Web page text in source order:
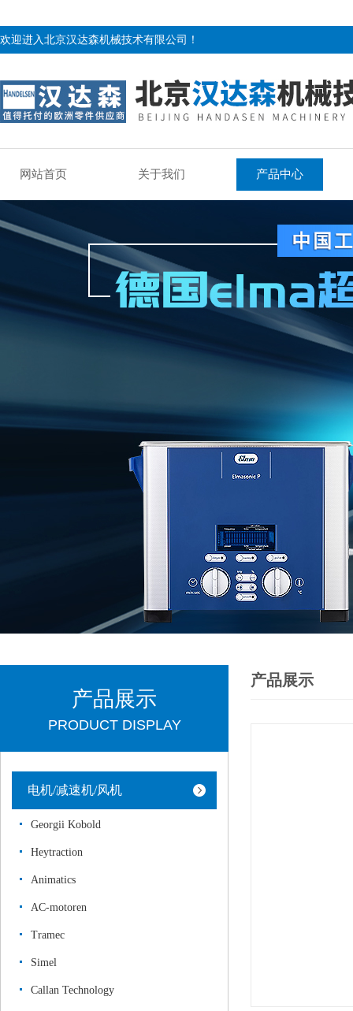
欢迎进入北京汉达森机械技术有限公司！
网站首页 关于我们 产品中心
产品展示
PRODUCT DISPLAY
电机/减速机/风机
Georgii Kobold
Heytraction
Animatics
AC-motoren
Tramec
Simel
Callan Technology
产品展示